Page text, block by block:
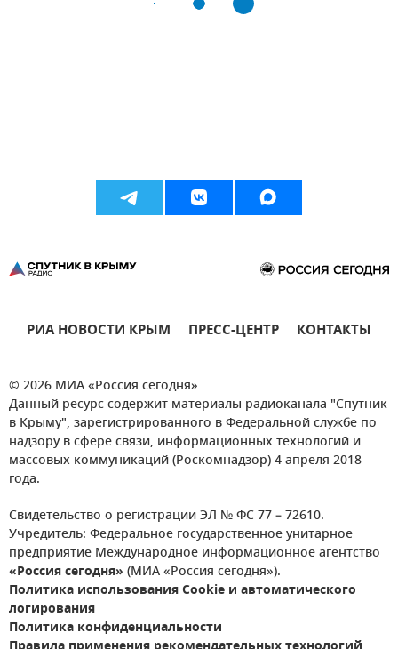
РИА НОВОСТИ КРЫМ ПРЕСС-ЦЕНТР КОНТАКТЫ
© 2026 МИА «Россия сегодня»
Данный ресурс содержит материалы радиоканала "Спутник
в Крыму", зарегистрированного в Федеральной службе по
надзору в сфере связи, информационных технологий и
массовых коммуникаций (Роскомнадзор) 4 апреля 2018
года.
Свидетельство о регистрации ЭЛ № ФС 77 – 72610.
Учредитель: Федеральное государственное унитарное
предприятие Международное информационное агентство
«Россия сегодня» (МИА «Россия сегодня»).
Политика использования Cookie и автоматического
логирования
Политика конфиденциальности